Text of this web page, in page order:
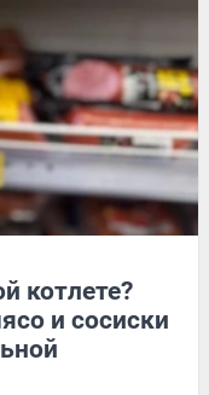
котлете?
и сосиски